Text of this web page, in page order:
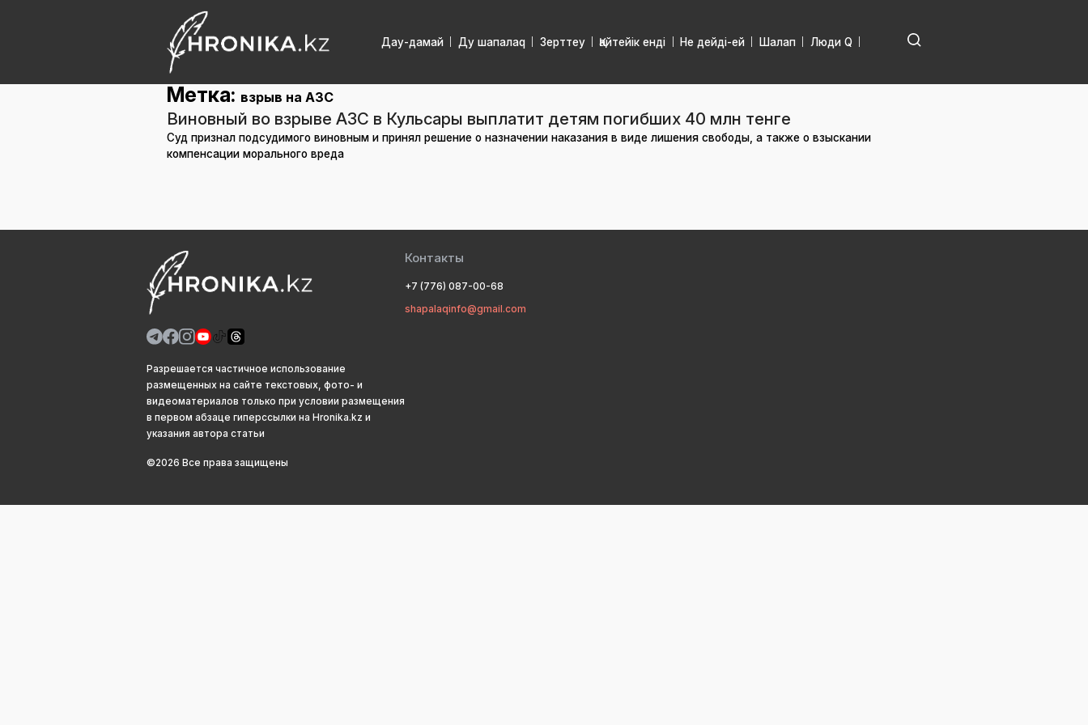
Дау-дамай Ду шапалаq Зерттеу Қайтейік енді Не дейді-ей Шалап Люди Q
Метка: взрыв на АЗС
Виновный во взрыве АЗС в Кульсары выплатит детям погибших 40 млн тенге
Суд признал подсудимого виновным и принял решение о назначении наказания в виде лишения свободы, а также о взыскании
компенсации морального вреда
Разрешается частичное использование
размещенных на сайте текстовых, фото- и
видеоматериалов только при условии размещения
в первом абзаце гиперссылки на Hronika.kz и
указания автора статьи
©2026 Все права защищены
Контакты
+7 (776) 087-00-68
shapalaqinfo@gmail.com